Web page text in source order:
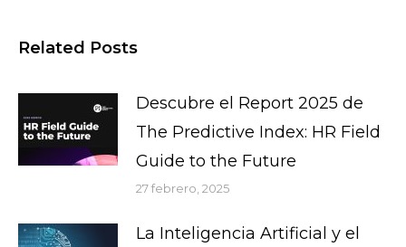
Related Posts
Descubre el Report 2025 de
The Predictive Index: HR Field
Guide to the Future
27 febrero, 2025
La Inteligencia Artificial y el